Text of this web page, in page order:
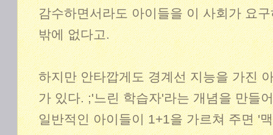
감수하면서라도 아이들을 이 사회가 요
밖에 없다고.
하지만 안타깝게도 경계선 지능을 가진
가 있다. ;'느린 학습자'라는 개념을 만들
일반적인 아이들이 1+1을 가르쳐 주면 '